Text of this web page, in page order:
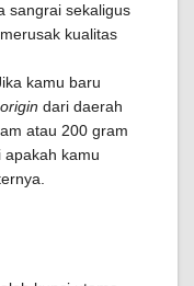
sangrai sekaligus
kualitas
kamu baru
dari daerah
atau 200 gram
apakah kamu